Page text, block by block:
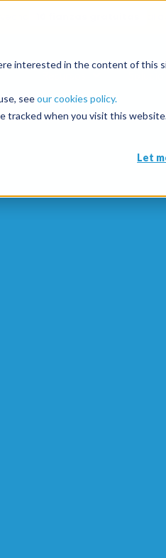
interested in the content of this
seeour cookies policy.
tracked when you visit this
Let